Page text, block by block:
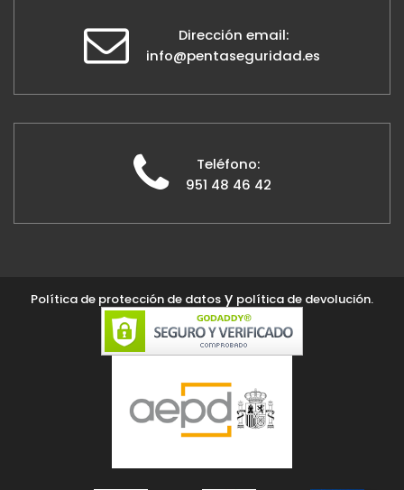
Dirección email:
info@pentaseguridad.es
Teléfono:
951 48 46 42
Política de protección de datos y política de devolución.